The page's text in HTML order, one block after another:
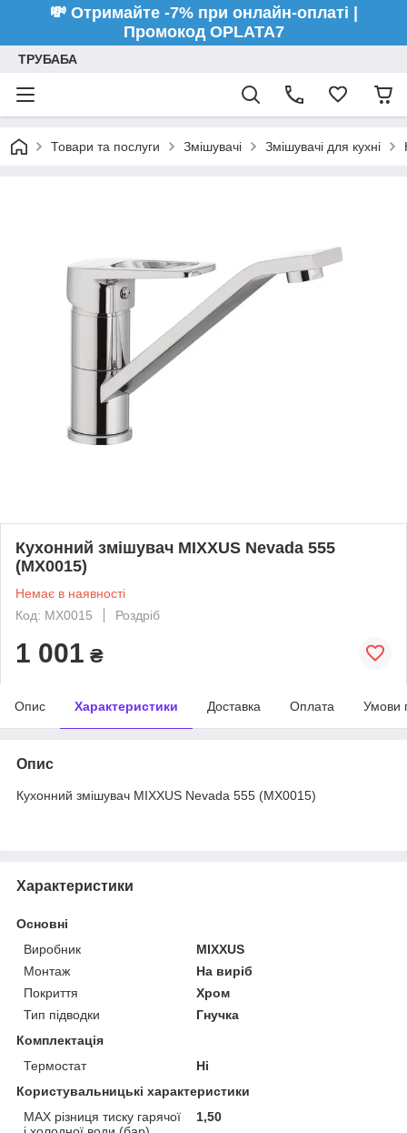
💸 Отримайте -7% при онлайн-оплаті |
Промокод OPLATA7
ТРУБАБА
Товари та послуги Змішувачі Змішувачі для кухні
Кухонний змішувач MIXXUS Nevada 555
(MX0015)
Немає в наявності
Код: MX0015
Роздріб
1 001 ₴
Опис Характеристики Доставка Оплата Умови
Опис
Кухонний змішувач MIXXUS Nevada 555 (MX0015)
Характеристики
Основні
Виробник
MIXXUS
Монтаж
На виріб
Покриття
Хром
Тип підводки
Гнучка
Комплектація
Термостат
Ні
Користувальницькі характеристики
MAX різниця тиску гарячої
1,50